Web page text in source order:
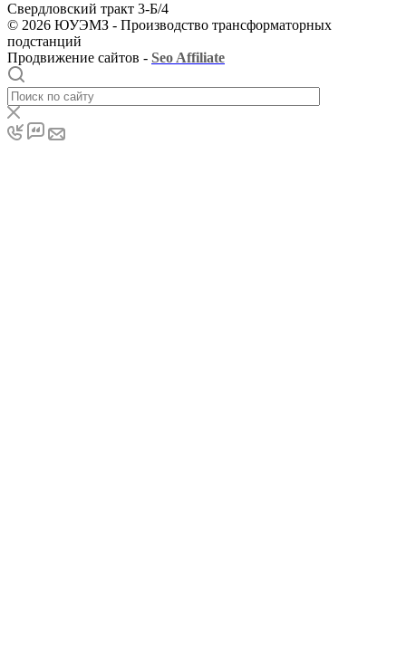
Свердловский тракт 3-Б/4
© 2026 ЮУЭМЗ - Производство трансформаторных
подстанций
Продвижение сайтов - Seo Affiliate